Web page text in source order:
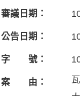
審議日期：
公告日期：
字 號：
案 由：